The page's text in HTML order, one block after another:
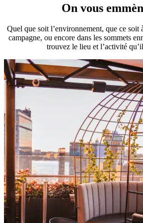
On vous
Quel que soit l’environnement, que ce soit
campagne, ou encore dans les sommets
trouvez le lieu et l’activité